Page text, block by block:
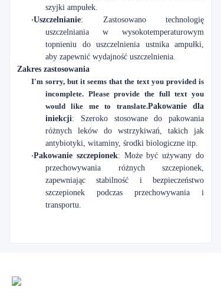
szyjki ampułek.
·Uszczelnianie: Zastosowano technologię
uszczelniania w wysokotemperaturowym
topnieniu do uszczelnienia ustnika ampułki,
aby zapewnić wydajność uszczelnienia.
Zakres zastosowania
I'm sorry, but it seems that the text you provided is
incomplete. Please provide the full text you
would like me to translate.Pakowanie dla
iniekcji: Szeroko stosowane do pakowania
różnych leków do wstrzykiwań, takich jak
antybiotyki, witaminy, środki biologiczne itp.
·Pakowanie szczepionek: Może być używany do
przechowywania różnych szczepionek,
zapewniając stabilność i bezpieczeństwo
szczepionek podczas przechowywania i
transportu.